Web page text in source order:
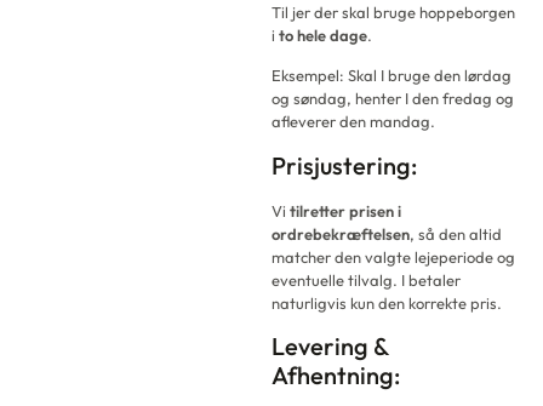
Til jer der skal bruge hoppeborgen
i to hele dage.
Eksempel: Skal I bruge den lørdag
og søndag, henter I den fredag og
afleverer den mandag.
Prisjustering:
Vi tilretter prisen i
ordrebekræftelsen, så den altid
matcher den valgte lejeperiode og
eventuelle tilvalg. I betaler
naturligvis kun den korrekte pris.
Levering &
Afhentning: